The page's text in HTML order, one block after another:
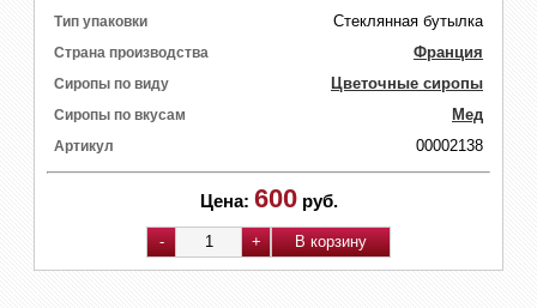
Тип упаковки Стеклянная бутылка
Страна производства Франция
Сиропы по виду Цветочные сиропы
Сиропы по вкусам Мед
Артикул 00002138
Цена: 600 руб.